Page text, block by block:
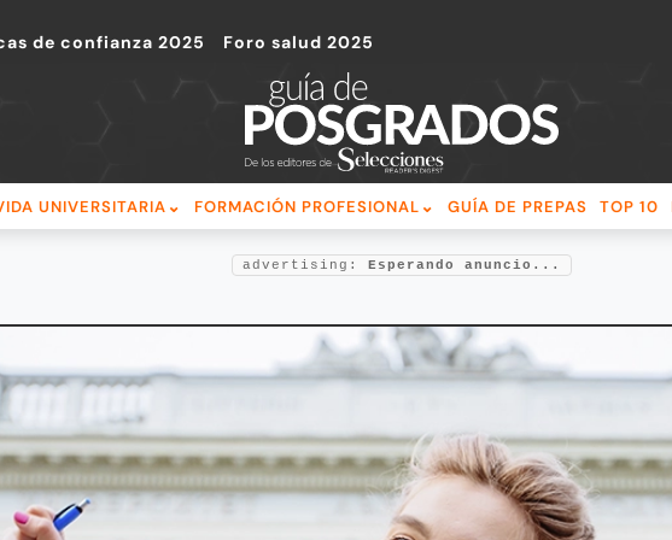
de confianza 2025 Foro salud 2025
UNIVERSITARIA FORMACIÓN PROFESIONAL GUÍA DE PREPAS TOP 10
advertising: Esperando anuncio...